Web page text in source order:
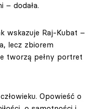
– dodała.
wskazuje Raj-Kubat –
lecz zbiorem
tworzą pełny portret
Opowieść o